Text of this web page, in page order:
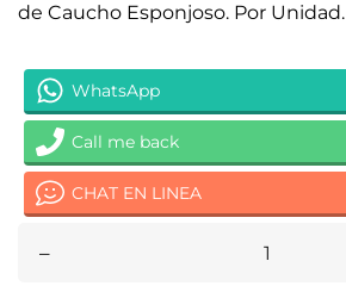
de Caucho Esponjoso. Por Unidad.
WhatsApp
Call me back
CHAT EN LINEA
–